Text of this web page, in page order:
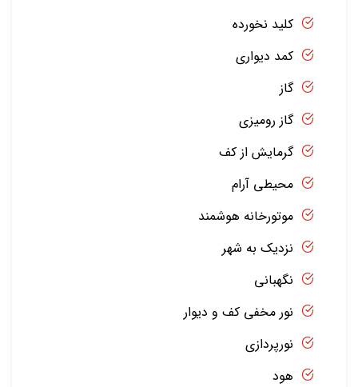
کلید نخورده
کمد دیواری
گاز
گاز رومیزی
گرمایش از کف
محیطی آرام
موتورخانه هوشمند
نزدیک به شهر
نگهبانی
نور مخفی کف و دیوار
نورپردازی
هود